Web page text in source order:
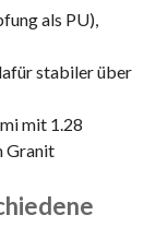
als PU),
stabiler über
mit 1.28
Granit